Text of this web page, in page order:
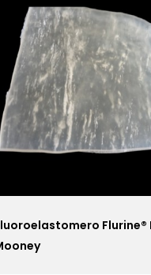
standard
72 ore a 150℃
72 ore a 150℃
Forno
24 ore a 230°C
Flurine®